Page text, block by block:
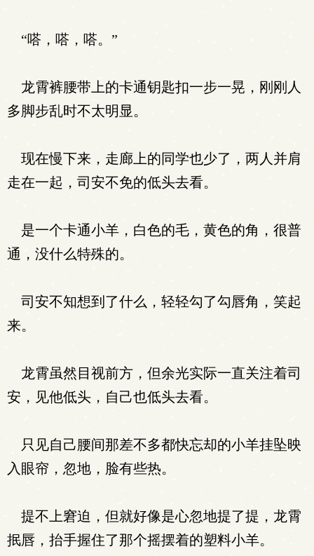
“嗒，嗒，嗒。”
龙霄裤腰带上的卡通钥匙扣一步一晃，刚刚人
多脚步乱时不太明显。
现在慢下来，走廊上的同学也少了，两人并肩
走在一起，司安不免的低头去看。
是一个卡通小羊，白色的毛，黄色的角，很普
通，没什么特殊的。
司安不知想到了什么，轻轻勾了勾唇角，笑起
来。
龙霄虽然目视前方，但余光实际一直关注着司
安，见他低头，自己也低头去看。
只见自己腰间那差不多都快忘却的小羊挂坠映
入眼帘，忽地，脸有些热。
提不上窘迫，但就好像是心忽地提了提，龙霄
抿唇，抬手握住了那个摇摆着的塑料小羊。